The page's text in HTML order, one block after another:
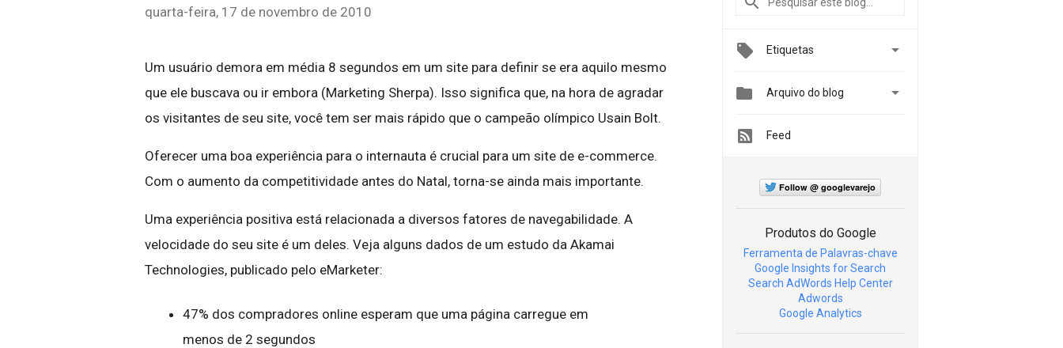
quarta-feira, 17 de novembro de 2010
Um usuário demora em média 8 segundos em um site para definir se era aquilo mesmo
que ele buscava ou ir embora (Marketing Sherpa). Isso significa que, na hora de agradar
os visitantes de seu site, você tem ser mais rápido que o campeão olímpico Usain Bolt.
Oferecer uma boa experiência para o internauta é crucial para um site de e-commerce.
Com o aumento da competitividade antes do Natal, torna-se ainda mais importante.
Uma experiência positiva está relacionada a diversos fatores de navegabilidade. A
velocidade do seu site é um deles. Veja alguns dados de um estudo da Akamai
Technologies, publicado pelo eMarketer:
47% dos compradores online esperam que uma página carregue em
menos de 2 segundos
Etiquetas 
 Arquivo do blog 
Feed
Follow @ googlevarejo
Produtos do Google
Ferramenta de Palavras-chave
Google Insights for Search
Search AdWords Help Center
Adwords
Google Analytics